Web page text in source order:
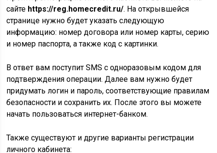
сайте https://reg.homecredit.ru/. На открывшейся
странице нужно будет указать следующую
информацию: номер договора или номер карты, серию
и номер паспорта, а также код с картинки.
В ответ вам поступит SMS с одноразовым кодом для
подтверждения операции. Далее вам нужно будет
придумать логин и пароль, соответствующие правилам
безопасности и сохранить их. После этого вы можете
начать пользоваться интернет-банком.
Также существуют и другие варианты регистрации
личного кабинета: